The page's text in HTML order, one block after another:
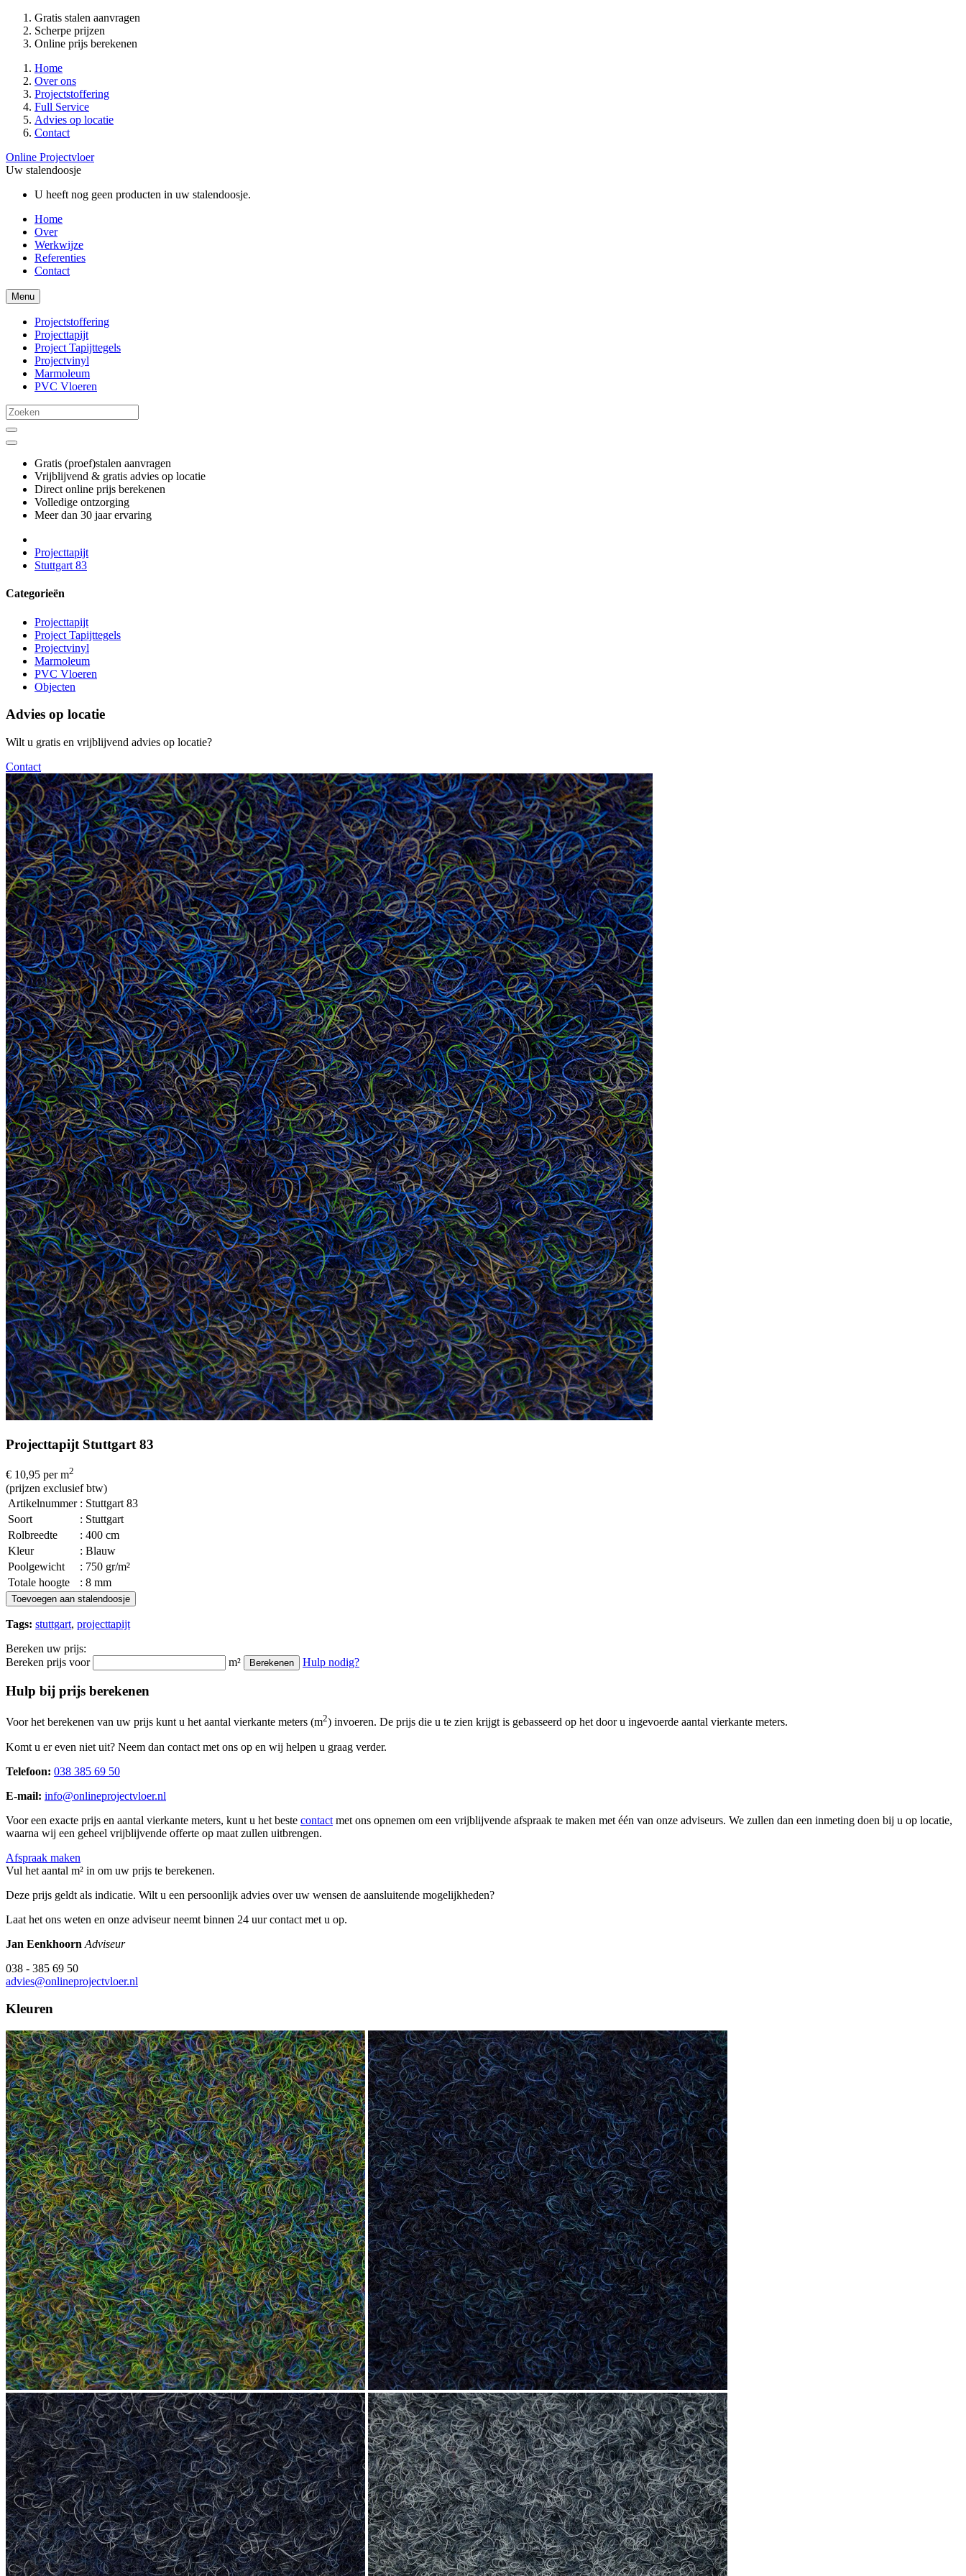
Gratis stalen aanvragen
Scherpe prijzen
Online prijs berekenen
Home
Over ons
Projectstoffering
Full Service
Advies op locatie
Contact
Online Projectvloer
Uw stalendoosje
U heeft nog geen producten in uw stalendoosje.
Home
Over
Werkwijze
Referenties
Contact
Menu
Projectstoffering
Projecttapijt
Project Tapijttegels
Projectvinyl
Marmoleum
PVC Vloeren
Gratis (proef)stalen aanvragen
Vrijblijvend & gratis advies op locatie
Direct online prijs berekenen
Volledige ontzorging
Meer dan 30 jaar ervaring
Projecttapijt
Stuttgart 83
Categorieën
Projecttapijt
Project Tapijttegels
Projectvinyl
Marmoleum
PVC Vloeren
Objecten
Advies op locatie
Wilt u gratis en vrijblijvend advies op locatie?
Contact
Projecttapijt Stuttgart 83
€ 10,95 per m2
(prijzen exclusief btw)
Artikelnummer : Stuttgart 83
Soort
: Stuttgart
Rolbreedte
: 400 cm
Kleur
: Blauw
Poolgewicht
: 750 gr/m²
Totale hoogte
: 8 mm
Toevoegen aan stalendoosje
Tags: stuttgart, projecttapijt
Bereken uw prijs:
Bereken prijs voor
m² Berekenen Hulp nodig?
Hulp bij prijs berekenen
Voor het berekenen van uw prijs kunt u het aantal vierkante meters (m2) invoeren. De prijs die u te zien krijgt is gebasseerd op het door u ingevoerde aantal vierkante meters.
Komt u er even niet uit? Neem dan contact met ons op en wij helpen u graag verder.
Telefoon: 038 385 69 50
E-mail: info@onlineprojectvloer.nl
Voor een exacte prijs en aantal vierkante meters, kunt u het beste contact met ons opnemen om een vrijblijvende afspraak te maken met één van onze adviseurs. We zullen dan een inmeting doen bij u op locatie,
waarna wij een geheel vrijblijvende offerte op maat zullen uitbrengen.
Afspraak maken
Vul het aantal m² in om uw prijs te berekenen.
Deze prijs geldt als indicatie. Wilt u een persoonlijk advies over uw wensen de aansluitende mogelijkheden?
Laat het ons weten en onze adviseur neemt binnen 24 uur contact met u op.
Jan Eenkhoorn Adviseur
038 - 385 69 50
advies@onlineprojectvloer.nl
Kleuren